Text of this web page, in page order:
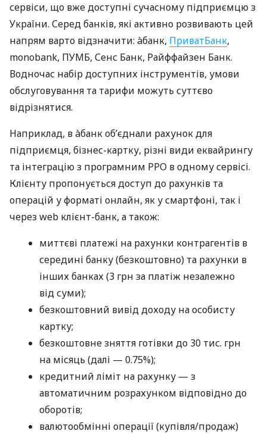
сервіси, що вже доступні сучасному підприємцю з
України. Серед банків, які активно розвивають цей
напрям варто відзначити: àбанк, ПриватБанк,
monobank, ПУМБ, Сенс Банк, Райффайзен Банк.
Водночас набір доступних інструментів, умови
обслуговування та тарифи можуть суттєво
відрізнятися.
Наприклад, в àбанк об’єднали рахунок для
підприємця, бізнес-картку, різні види еквайрингу
та інтеграцію з програмним РРО в одному сервісі.
Клієнту пропонується доступ до рахунків та
операцій у форматі онлайн, як у смартфоні, так і
через web клієнт-банк, а також:
миттєві платежі на рахунки контрагентів в
середині банку (безкоштовно) та рахунки в
інших банках (3 грн за платіж незалежно
від суми);
безкоштовний вивід доходу на особисту
картку;
безкоштовне зняття готівки до 30 тис. грн
на місяць (далі — 0.75%);
кредитний ліміт на рахунку — з
автоматичним розрахунком відповідно до
оборотів;
валютообмінні операції (купівля/продаж)